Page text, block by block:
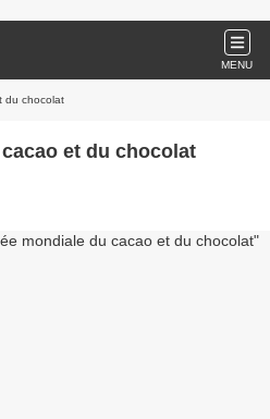
MENU
du chocolat
et du chocolat